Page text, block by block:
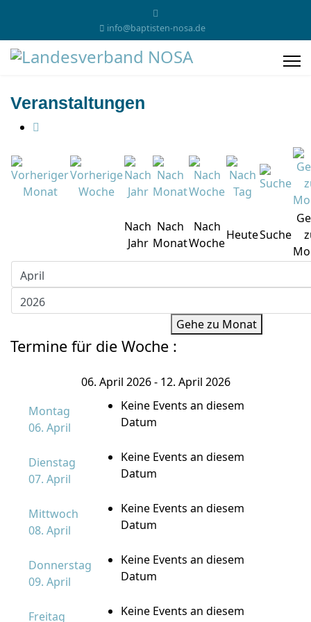
info@baptisten-nosa.de
Veranstaltungen
Nach
Jahr
Nach
Monat
Nach
Woche
HeuteSuche
Gehe zu Monat
Termine für die Woche :
06. April 2026 - 12. April 2026
Montag
06. April
Keine Events an diesem
Datum
Dienstag
07. April
Keine Events an diesem
Datum
Mittwoch
08. April
Keine Events an diesem
Datum
Donnerstag
09. April
Keine Events an diesem
Datum
Freitag
Keine Events an diesem